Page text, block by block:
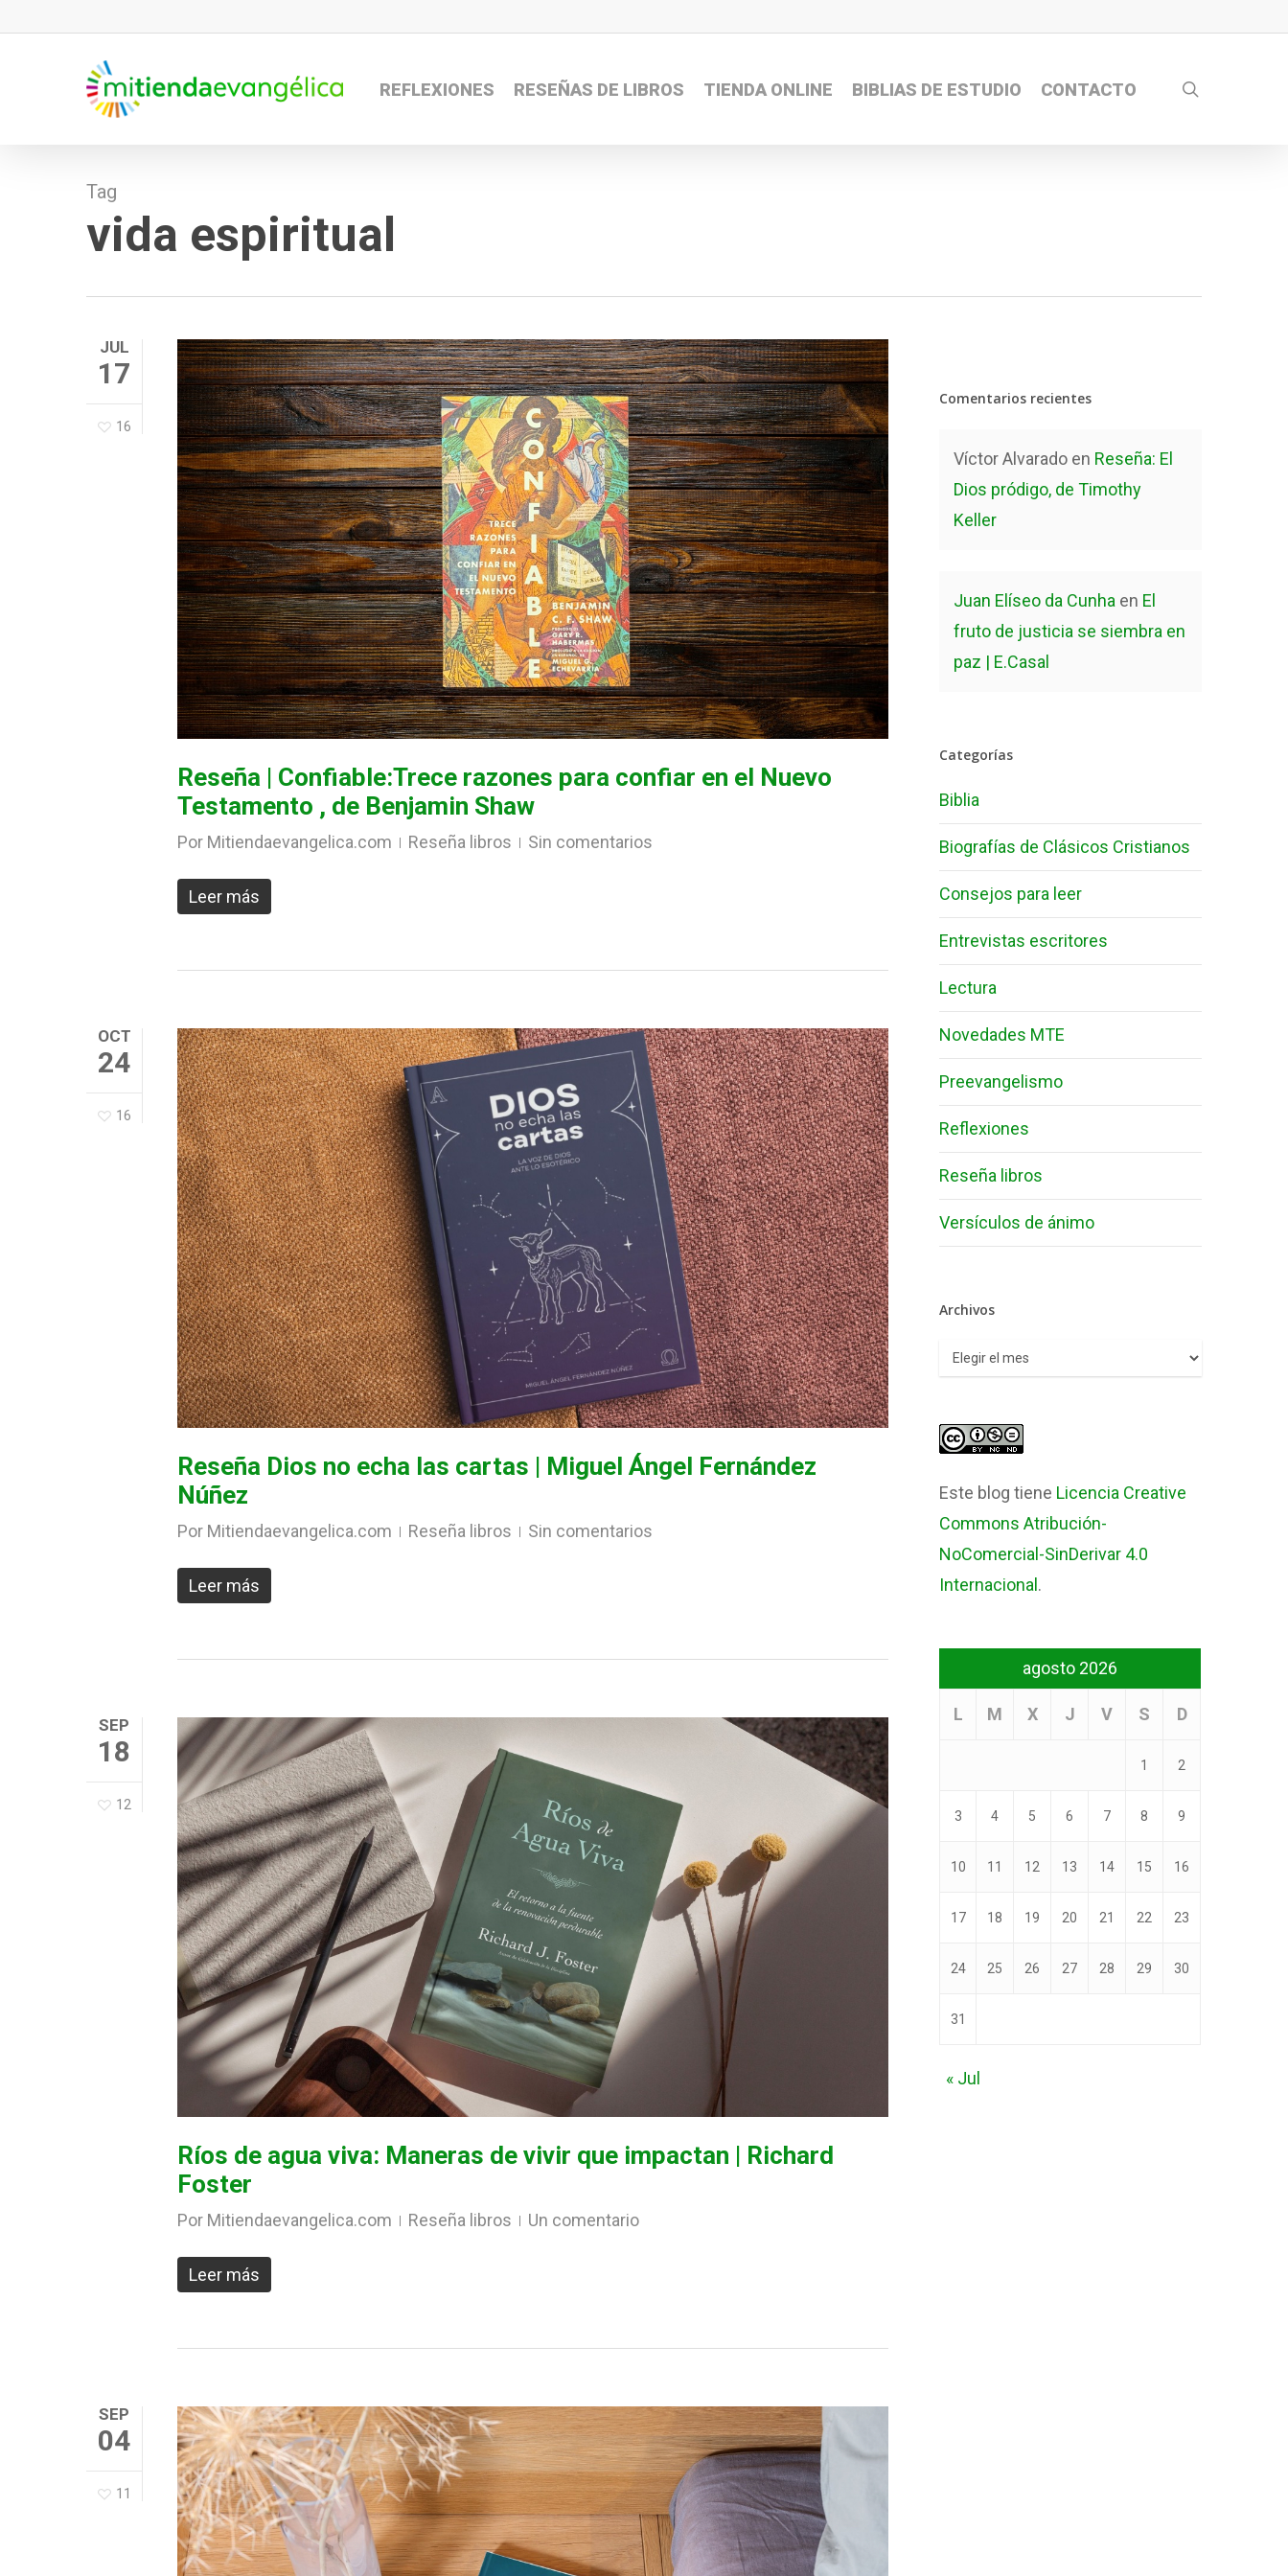
REFLEXIONES RESEÑAS DE LIBROS TIENDA ONLINE BIBLIAS DE ESTUDIO CONTACTO
Tag
vida espiritual
JUL
17
16
Reseña | Confiable:Trece razones para confiar en el Nuevo
Testamento , de Benjamin Shaw
Por Mitiendaevangelica.com Reseña libros Sin comentarios
Leer más
OCT
24
16
Reseña Dios no echa las cartas | Miguel Ángel Fernández
Núñez
Por Mitiendaevangelica.com Reseña libros Sin comentarios
Leer más
SEP
18
12
Ríos de agua viva: Maneras de vivir que impactan | Richard
Foster
Por Mitiendaevangelica.com Reseña libros Un comentario
Leer más
SEP
04
11
Comentarios recientes
Víctor Alvarado en Reseña: El
Dios pródigo, de Timothy
Keller
Juan Elíseo da Cunha en El
fruto de justicia se siembra en
paz | E.Casal
Categorías
Biblia
Biografías de Clásicos Cristianos
Consejos para leer
Entrevistas escritores
Lectura
Novedades MTE
Preevangelismo
Reflexiones
Reseña libros
Versículos de ánimo
Archivos
Archivos
Este blog tiene Licencia Creative
Commons Atribución-
NoComercial-SinDerivar 4.0
Internacional .
agosto 2026
L M X J V S D
1 2
3 4 5 6 7 8 9
10 11 12 13 14 15 16
17 18 19 20 21 22 23
24 25 26 27 28 29 30
31
« Jul